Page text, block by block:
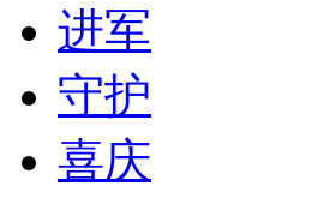
进军
守护
喜庆